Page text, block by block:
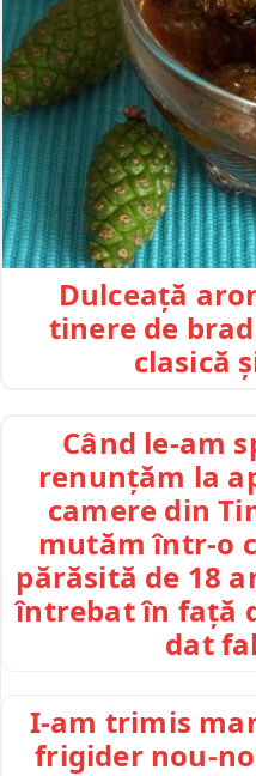
Dulceață
tinere de
clasică
Când le-am
renunțăm la
camere din
mutăm într-o
părăsită de 18
întrebat în față
dat
I-am trimis
frigider nou-